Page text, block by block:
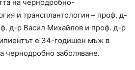
на чернодробно-
и трансплантология – проф. д-
д-р Васил Михайлов и проф. д-р
е 34-годишен мъж в
чернодробно заболяване.